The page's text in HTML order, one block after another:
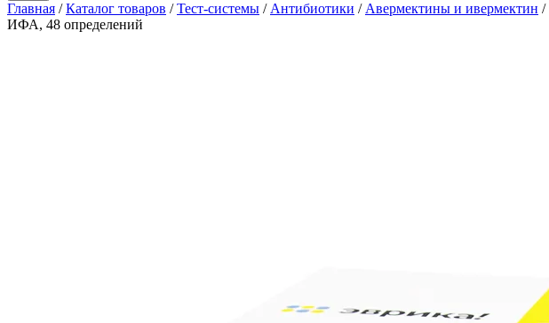
Главная / Каталог товаров / Тест-системы / Антибиотики / Авермектины и ивермектин /
ИФА, 48 определений